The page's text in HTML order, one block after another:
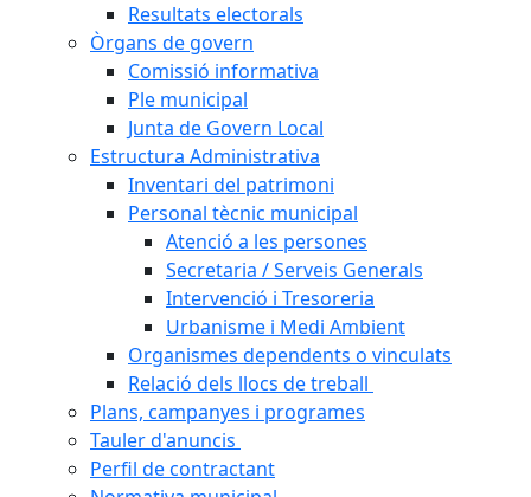
Resultats electorals
Òrgans de govern
Comissió informativa
Ple municipal
Junta de Govern Local
Estructura Administrativa
Inventari del patrimoni
Personal tècnic municipal
Atenció a les persones
Secretaria / Serveis Generals
Intervenció i Tresoreria
Urbanisme i Medi Ambient
Organismes dependents o vinculats
Relació dels llocs de treball
Plans, campanyes i programes
Tauler d'anuncis
Perfil de contractant